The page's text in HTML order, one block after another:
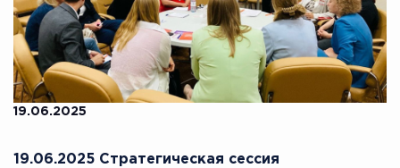
19.06.2025
19.06.2025 Стратегическая сессия